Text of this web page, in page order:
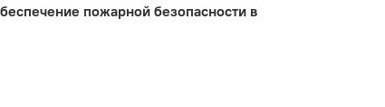
пожарной безопасности в